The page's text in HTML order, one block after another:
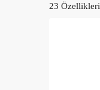
23 Özellikleri